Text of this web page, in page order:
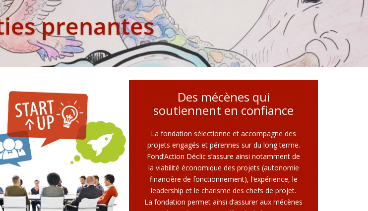
prenantes
Des mécènes qui
soutiennent en confiance
La fondation sélectionne et accompagne des
projets engagés et pérennes sur du long terme.
Fond’Action Déclic s’assure ainsi notamment de
la viabilité économique des projets (autonomie
financière de fonctionnement), l’expérience, le
leadership et le charisme des chefs de projet.
La fondation permet ainsi d’assurer aux mécènes